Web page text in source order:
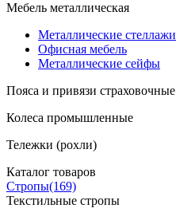
Мебель металлическая
Металлические стеллажи
Офисная мебель
Металлические сейфы
Пояса и привязи страховочные
Колеса промышленные
Тележки (рохли)
Каталог товаров
Стропы(169)
Текстильные стропы